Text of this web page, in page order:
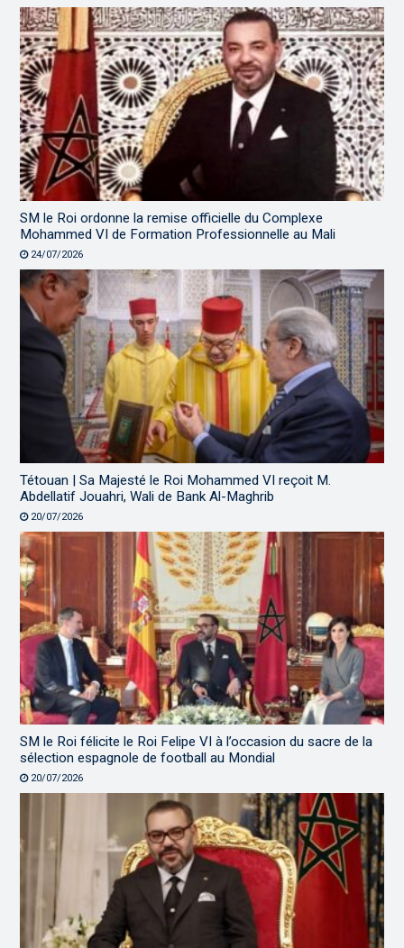
SM le Roi ordonne la remise officielle du Complexe
Mohammed VI de Formation Professionnelle au Mali
24/07/2026
Tétouan | Sa Majesté le Roi Mohammed VI reçoit M.
Abdellatif Jouahri, Wali de Bank Al-Maghrib
20/07/2026
SM le Roi félicite le Roi Felipe VI à l’occasion du sacre de la
sélection espagnole de football au Mondial
20/07/2026